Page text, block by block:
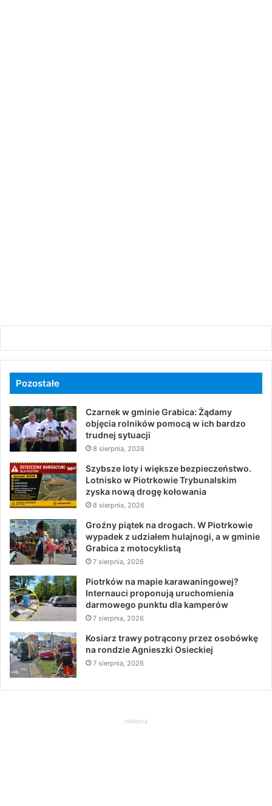
Pozostałe
Czarnek w gminie Grabica: Żądamy
objęcia rolników pomocą w ich bardzo
trudnej sytuacji
8 sierpnia, 2026
Szybsze loty i większe bezpieczeństwo.
Lotnisko w Piotrkowie Trybunalskim
zyska nową drogę kołowania
8 sierpnia, 2026
Groźny piątek na drogach. W Piotrkowie
wypadek z udziałem hulajnogi, a w gminie
Grabica z motocyklistą
7 sierpnia, 2026
Piotrków na mapie karawaningowej?
Internauci proponują uruchomienia
darmowego punktu dla kamperów
7 sierpnia, 2026
Kosiarz trawy potrącony przez osobówkę
na rondzie Agnieszki Osieckiej
7 sierpnia, 2026
reklama